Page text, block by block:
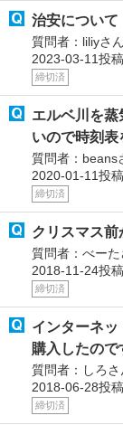
治安について
質問者：liliyさん
2023-03-11投
締切済
エルベ川を
いので時刻表
質問者：beans
2020-01-11投
締切済
クリスマス
質問者：べーた
2018-11-24投
締切済
インターネ
購入したの
質問者：しろさ
2018-06-28投
締切済